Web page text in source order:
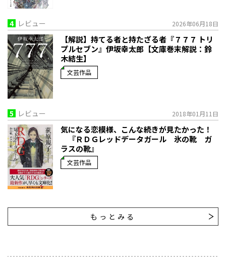
4 レビュー 2026年06月18日
【解説】持てる者と持たざる者――『７７７ トリ
プルセブン』伊坂幸太郎【文庫巻末解説：鈴
木結生】
文芸作品
5 レビュー 2018年01月11日
気になる恋模様、こんな続きが見たかった！
『ＲＤＧレッドデータガール 氷の靴 ガ
ラスの靴』
文芸作品
もっとみる